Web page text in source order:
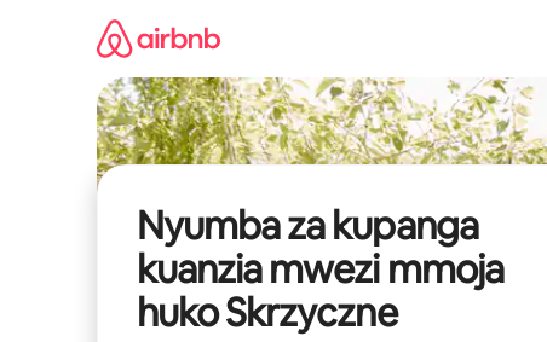
Nyumba za kupanga
kuanzia mwezi mmoja
huko Skrzyczne